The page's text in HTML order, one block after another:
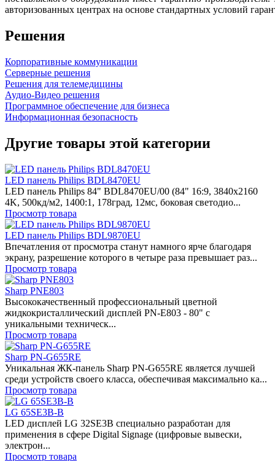
авторизованных центрах на основе стандартных условий
Решения
Корпоративные коммуникации
Серверные решения
Решения для телемедицины
Аудио-Видео решения
Программное обеспечение для бизнеса
Информационная безопасность
Другие товары этой категории
LED панель Philips BDL8470EU
LED панель Philips 84" BDL8470EU/00 (84" 16:9, 3840x2160
4K, 500кд/м2, 1400:1, 178град, 12мс, боковая светодио...
Просмотр товара
LED панель Philips BDL9870EU
Впечатления от просмотра станут намного ярче благодаря
экрану, разрешение которого в четыре раза превышает раз...
Просмотр товара
Sharp PNE803
Высококачественный профессиональный цветной
жидкокристаллический дисплей PN-E803 - 80" с
уникальными техническ...
Просмотр товара
Sharp PN-G655RE
Уникальная ЖК-панель Sharp PN-G655RE является лучшей
среди устройств своего класса, обеспечивая максимально ка...
Просмотр товара
LG 65SE3B-B
LED дисплей LG 32SE3B специально разработан для
применения в сфере Digital Signage (цифровые вывески,
электрон...
Просмотр товара